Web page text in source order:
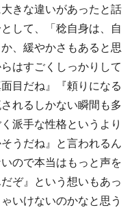
きな違いがあったと話
して、「稔自身は、自
、緩やかさもあると思
はすごくしっかりして
目だね』『頼りになる
れるしかない瞬間も多
派手な性格というより
うだね』と言われるん
ので本当はもっと声を
ぞ』という想いもあっ
いけないのかなと思う